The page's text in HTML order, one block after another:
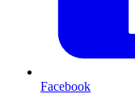
Facebook